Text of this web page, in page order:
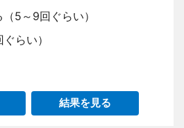
5～9回ぐらい）
らい）
結果を見る